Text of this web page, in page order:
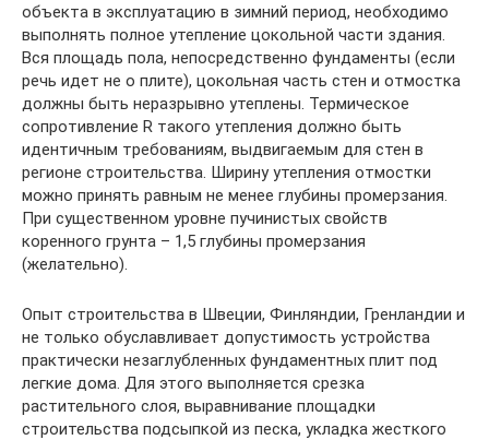
объекта в эксплуатацию в зимний период, необходимо
выполнять полное утепление цокольной части здания.
Вся площадь пола, непосредственно фундаменты (если
речь идет не о плите), цокольная часть стен и отмостка
должны быть неразрывно утеплены. Термическое
сопротивление R такого утепления должно быть
идентичным требованиям, выдвигаемым для стен в
регионе строительства. Ширину утепления отмостки
можно принять равным не менее глубины промерзания.
При существенном уровне пучинистых свойств
коренного грунта – 1,5 глубины промерзания
(желательно).
Опыт строительства в Швеции, Финляндии, Гренландии и
не только обуславливает допустимость устройства
практически незаглубленных фундаментных плит под
легкие дома. Для этого выполняется срезка
растительного слоя, выравнивание площадки
строительства подсыпкой из песка, укладка жесткого